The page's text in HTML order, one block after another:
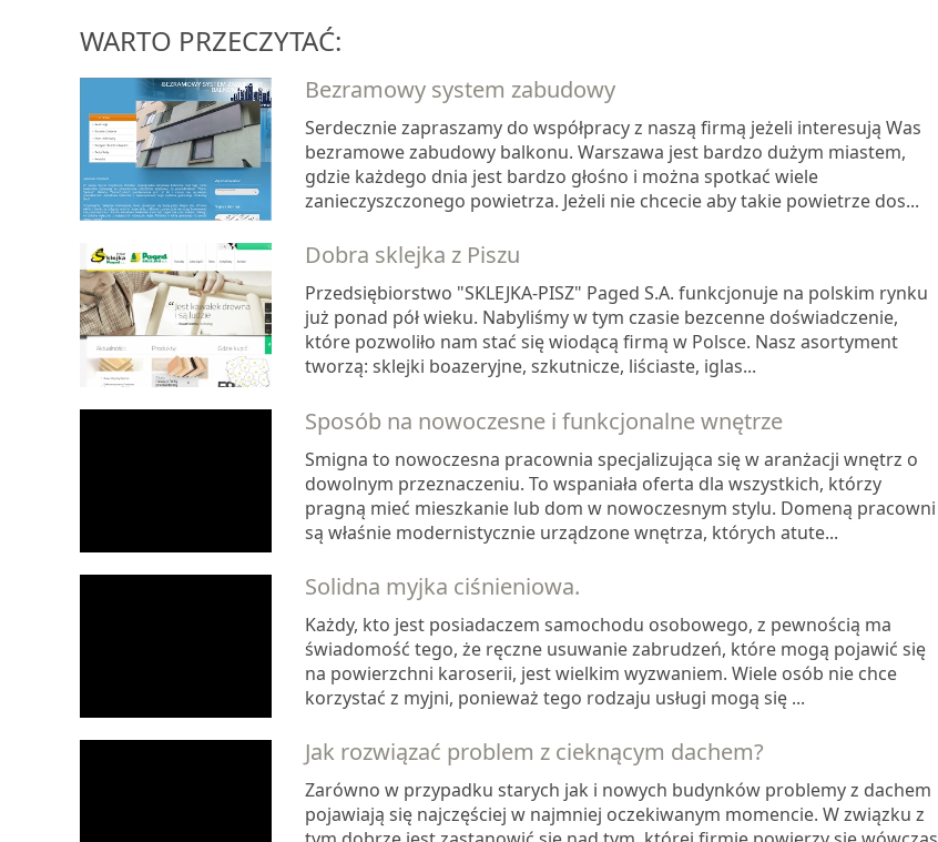
WARTO PRZECZYTAĆ:
Bezramowy system zabudowy
Serdecznie zapraszamy do współpracy z naszą firmą jeżeli interesują Was
bezramowe zabudowy balkonu. Warszawa jest bardzo dużym miastem,
gdzie każdego dnia jest bardzo głośno i można spotkać wiele
zanieczyszczonego powietrza. Jeżeli nie chcecie aby takie powietrze dos...
Dobra sklejka z Piszu
Przedsiębiorstwo "SKLEJKA-PISZ" Paged S.A. funkcjonuje na polskim rynku
już ponad pół wieku. Nabyliśmy w tym czasie bezcenne doświadczenie,
które pozwoliło nam stać się wiodącą firmą w Polsce. Nasz asortyment
tworzą: sklejki boazeryjne, szkutnicze, liściaste, iglas...
Sposób na nowoczesne i funkcjonalne wnętrze
Smigna to nowoczesna pracownia specjalizująca się w aranżacji wnętrz o
dowolnym przeznaczeniu. To wspaniała oferta dla wszystkich, którzy
pragną mieć mieszkanie lub dom w nowoczesnym stylu. Domeną pracowni
są właśnie modernistycznie urządzone wnętrza, których atute...
Solidna myjka ciśnieniowa.
Każdy, kto jest posiadaczem samochodu osobowego, z pewnością ma
świadomość tego, że ręczne usuwanie zabrudzeń, które mogą pojawić się
na powierzchni karoserii, jest wielkim wyzwaniem. Wiele osób nie chce
korzystać z myjni, ponieważ tego rodzaju usługi mogą się ...
Jak rozwiązać problem z cieknącym dachem?
Zarówno w przypadku starych jak i nowych budynków problemy z dachem
pojawiają się najczęściej w najmniej oczekiwanym momencie. W związku z